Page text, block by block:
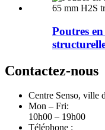
Poutres
Contactez-nous
Centre Senso, ville
Mon – Fri:
10h00 – 19h00
Téléphone :